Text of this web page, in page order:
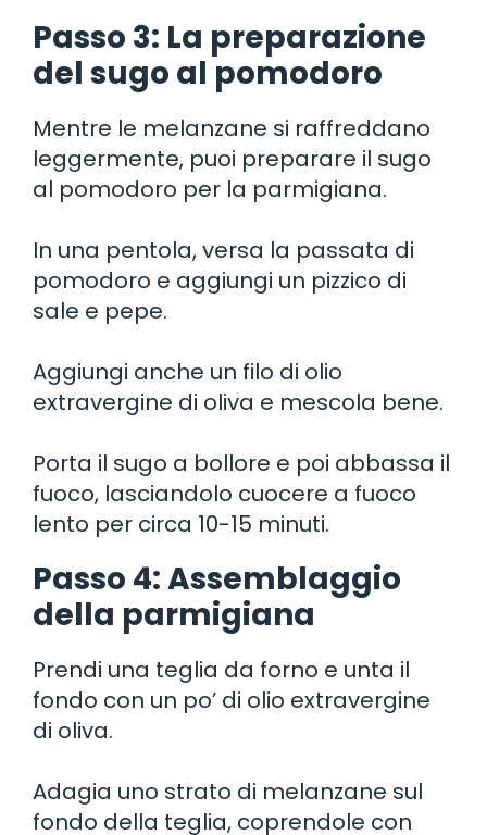
Passo 3: La preparazione
del sugo al pomodoro
Mentre le melanzane si raffreddano
leggermente, puoi preparare il sugo
al pomodoro per la parmigiana.
In una pentola, versa la passata di
pomodoro e aggiungi un pizzico di
sale e pepe.
Aggiungi anche un filo di olio
extravergine di oliva e mescola bene.
Porta il sugo a bollore e poi abbassa il
fuoco, lasciandolo cuocere a fuoco
lento per circa 10-15 minuti.
Passo 4: Assemblaggio
della parmigiana
Prendi una teglia da forno e unta il
fondo con un po’ di olio extravergine
di oliva.
Adagia uno strato di melanzane sul
fondo della teglia, coprendole con